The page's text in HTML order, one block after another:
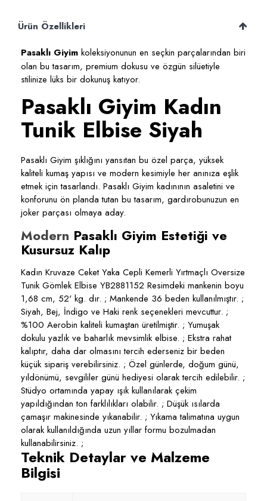
Ürün Özellikleri
Pasaklı Giyim koleksiyonunun en seçkin parçalarından biri
olan bu tasarım, premium dokusu ve özgün silüetiyle
stilinize lüks bir dokunuş katıyor.
Pasaklı Giyim Kadın
Tunik Elbise Siyah
Pasaklı Giyim şıklığını yansıtan bu özel parça, yüksek
kaliteli kumaş yapısı ve modern kesimiyle her anınıza eşlik
etmek için tasarlandı. Pasaklı Giyim kadınının asaletini ve
konforunu ön planda tutan bu tasarım, gardırobunuzun en
joker parçası olmaya aday.
Modern Pasaklı Giyim Estetiği ve
Kusursuz Kalıp
Kadın Kruvaze Ceket Yaka Cepli Kemerli Yırtmaçlı Oversize
Tunik Gömlek Elbise YB2881152 Resimdeki mankenin boyu
1,68 cm, 52' kg. dır. ; Mankende 36 beden kullanılmıştır. ;
Siyah, Bej, İndigo ve Haki renk seçenekleri mevcuttur. ;
%100 Aerobin kaliteli kumaştan üretilmiştir. ; Yumuşak
dokulu yazlık ve baharlık mevsimlik elbise. ; Ekstra rahat
kalıptır, daha dar olmasını tercih ederseniz bir beden
küçük sipariş verebilirsiniz. ; Özel günlerde, doğum günü,
yıldönümü, sevgililer günü hediyesi olarak tercih edilebilir. ;
Stüdyo ortamında yapay ışık kullanılarak çekim
yapıldığından ton farklılıkları olabilir. ; Düşük ısılarda
çamaşır makinesinde yıkanabilir. ; Yıkama talimatına uygun
olarak kullanıldığında uzun yıllar formu bozulmadan
kullanabilirsiniz. ;
Teknik Detaylar ve Malzeme
Bilgisi